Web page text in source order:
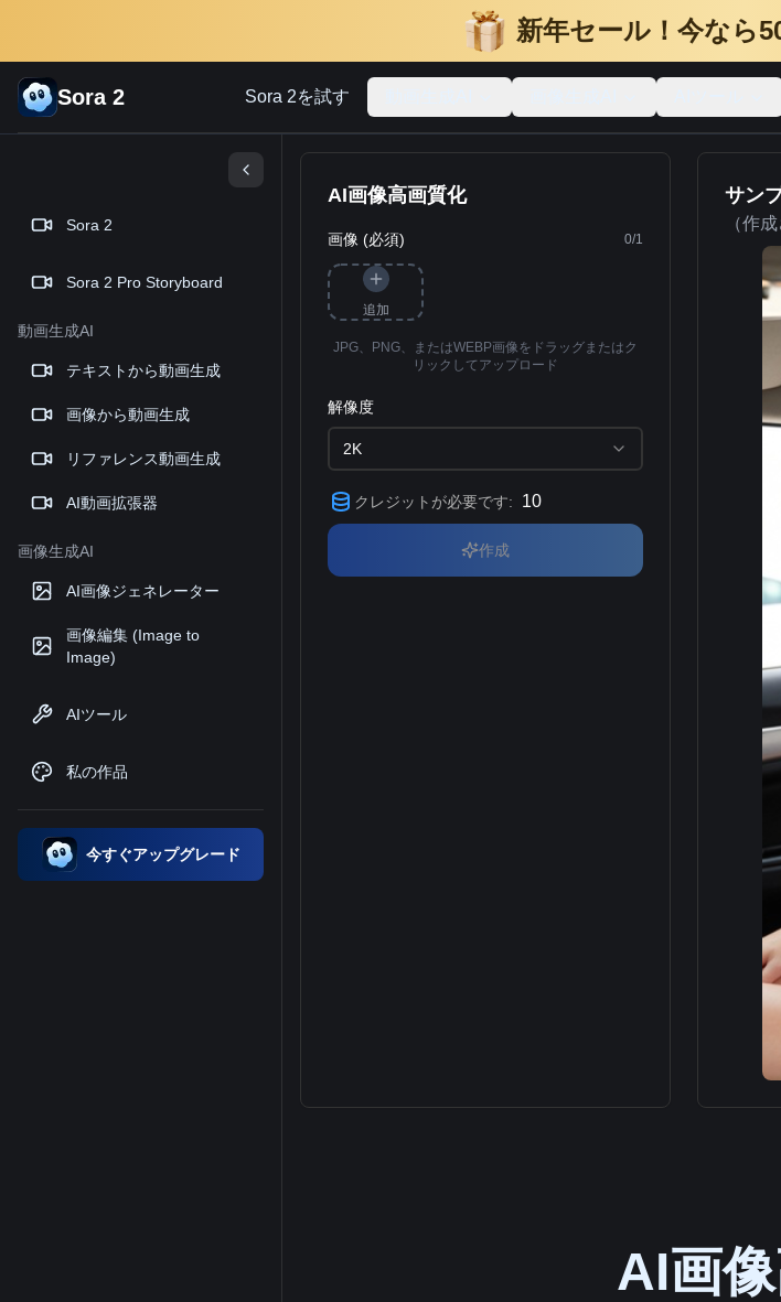
新年セール！今なら
Sora 2 Sora 2を試す
Sora 2
Sora 2 Pro Storyboard
動画生成AI
テキストから動画生成
画像から動画生成
リファレンス動画生成
AI動画拡張器
画像生成AI
AI画像ジェネレーター
画像編集 (Image to
Image)
AIツール
私の作品
今すぐアップグレード
AI画像高画質化
画像 (必須) 0/1
追加
JPG、PNG、またはWEBP画像をドラッグまたはク
リックしてアップロード
解像度
2K
クレジットが必要です: 10
作成
サン
（作
AI画